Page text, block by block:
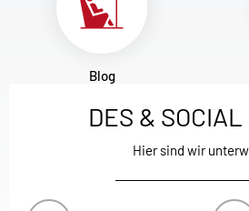
Blog
DES &
Hier sind wir